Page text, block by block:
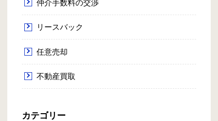
仲介手数料の交渉
リースバック
任意売却
不動産買取
カテゴリー